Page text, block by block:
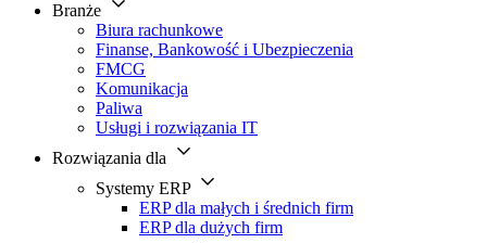
Branże
Biura rachunkowe
Finanse, Bankowość i Ubezpieczenia
FMCG
Komunikacja
Paliwa
Usługi i rozwiązania IT
Rozwiązania dla
Systemy ERP
ERP dla małych i średnich firm
ERP dla dużych firm